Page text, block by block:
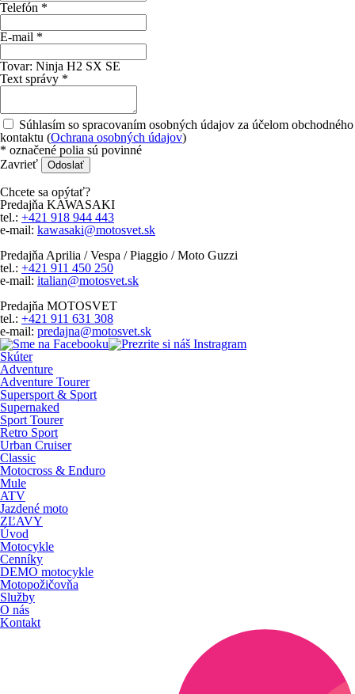
Telefón *
E-mail *
Tovar: Ninja H2 SX SE
Text správy *
Súhlasím so spracovaním osobných údajov za účelom obchodného
kontaktu (Ochrana osobných údajov)
* označené polia sú povinné
Zavrieť
Odoslať
Chcete sa opýtať?
Predajňa KAWASAKI
tel.: +421 918 944 443
e-mail: kawasaki@motosvet.sk
Predajňa Aprilia / Vespa / Piaggio / Moto Guzzi
tel.: +421 911 450 250
e-mail: italian@motosvet.sk
Predajňa MOTOSVET
tel.: +421 911 631 308
e-mail: predajna@motosvet.sk
Skúter
Adventure
Adventure Tourer
Supersport & Sport
Supernaked
Sport Tourer
Retro Sport
Urban Cruiser
Classic
Motocross & Enduro
Mule
ATV
Jazdené moto
ZĽAVY
Úvod
Motocykle
Cenníky
DEMO motocykle
Motopožičovňa
Služby
O nás
Kontakt